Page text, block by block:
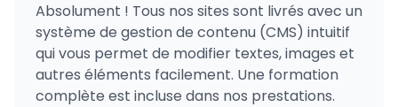
Absolument ! Tous nos sites sont livrés avec un
système de gestion de contenu (CMS) intuitif
qui vous permet de modifier textes, images et
autres éléments facilement. Une formation
complète est incluse dans nos prestations.